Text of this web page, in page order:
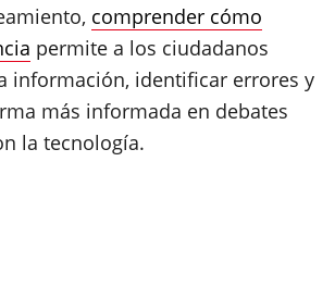
comprender cómo
permite a los ciudadanos
información, identificar errores y
más informada en debates
la tecnología.